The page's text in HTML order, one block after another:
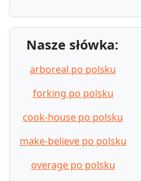
Nasze słówka:
arboreal po polsku
forking po polsku
cook-house po polsku
make-believe po polsku
overage po polsku